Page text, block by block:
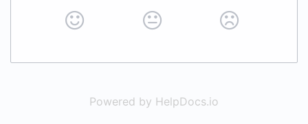
Powered by HelpDocs.io